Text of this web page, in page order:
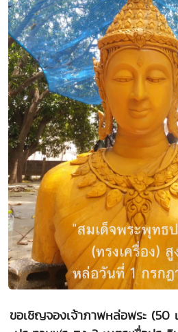
ขอเชิญจองเจ้าภาพหล่อพระ (50